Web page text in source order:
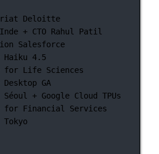
Deloitte
+ CTO Rahul Patil
Salesforce
Haiku 4.5
for Life Sciences
GA
+ Google Cloud TPUs
for Financial Services
Tokyo